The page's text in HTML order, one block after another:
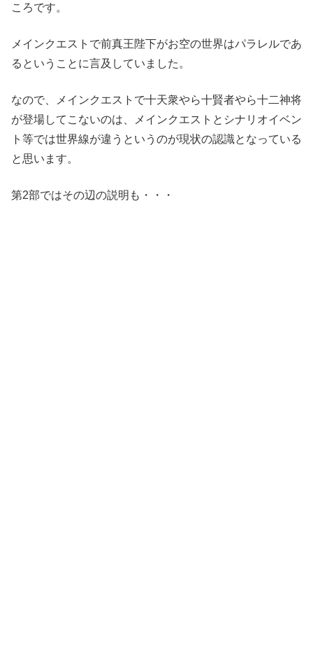
ころです。
メインクエストで前真王陛下がお空の世界はパラレルであ
るということに言及していました。
なので、メインクエストで十天衆やら十賢者やら十二神将
が登場してこないのは、メインクエストとシナリオイベン
ト等では世界線が違うというのが現状の認識となっている
と思います。
第2部ではその辺の説明も・・・